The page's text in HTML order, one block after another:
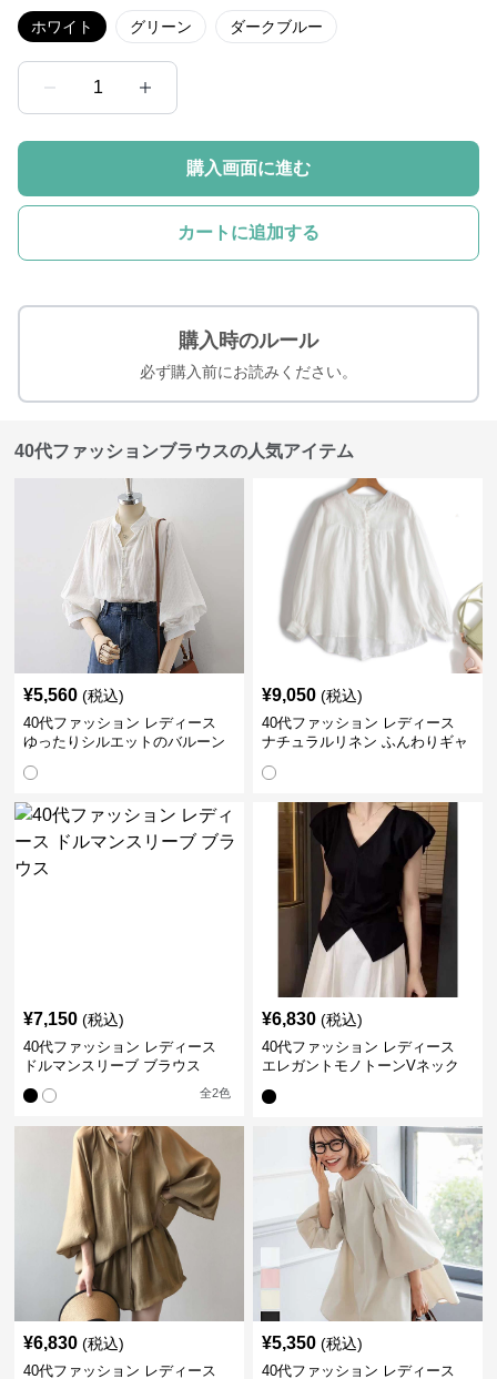
ホワイト グリーン ダークブルー
1
購入画面に進む
カートに追加する
購入時のルール
必ず購入前にお読みください。
40代ファッションブラウスの人気アイテム
¥5,560 (税込)
40代ファッション レディース
ゆったりシルエットのバルーン
¥9,050 (税込)
40代ファッション レディース
ナチュラルリネン ふんわりギャ
¥7,150 (税込)
40代ファッション レディース
ドルマンスリーブ ブラウス
全2色
¥6,830 (税込)
40代ファッション レディース
エレガントモノトーンVネック
¥6,830 (税込)
40代ファッション レディース
¥5,350 (税込)
40代ファッション レディース